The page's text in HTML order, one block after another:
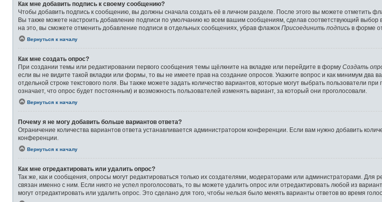
Как мне добавить подпись к своему сообщению?
Чтобы добавить подпись к сообщению, вы должны сначала создать её в личном разделе. После этого вы можете отметить
Вы также можете настроить добавление подписи по умолчанию ко всем вашим сообщениям, сделав соответствующий
на это, вы сможете отменить добавление подписи в отдельных сообщениях, убрав флажок Присоединить подпись в форме
Вернуться к началу
Как мне создать опрос?
При создании темы или редактировании первого сообщения темы щёлкните на вкладке или перейдите в форму Создать
если вы не видите такой вкладки или формы, то вы не имеете прав на создание опросов. Укажите вопрос и как минимум два
отдельной строке текстового поля. Вы также можете задать количество вариантов, которые могут выбрать пользователи
означает, что опрос будет постоянным) и возможность пользователей изменять вариант, за который они проголосовали.
Вернуться к началу
Почему я не могу добавить больше вариантов ответа?
Ограничение количества вариантов ответа устанавливается администратором конференции. Если вам нужно добавить
конференции.
Вернуться к началу
Как мне отредактировать или удалить опрос?
Так же, как и сообщения, опросы могут редактироваться только их создателями, модераторами или администраторами. Для
связан именно с ним. Если никто не успел проголосовать, то вы можете удалить опрос или отредактировать любой из
могут отредактировать или удалить опрос. Это сделано для того, чтобы нельзя было менять варианты ответов во время